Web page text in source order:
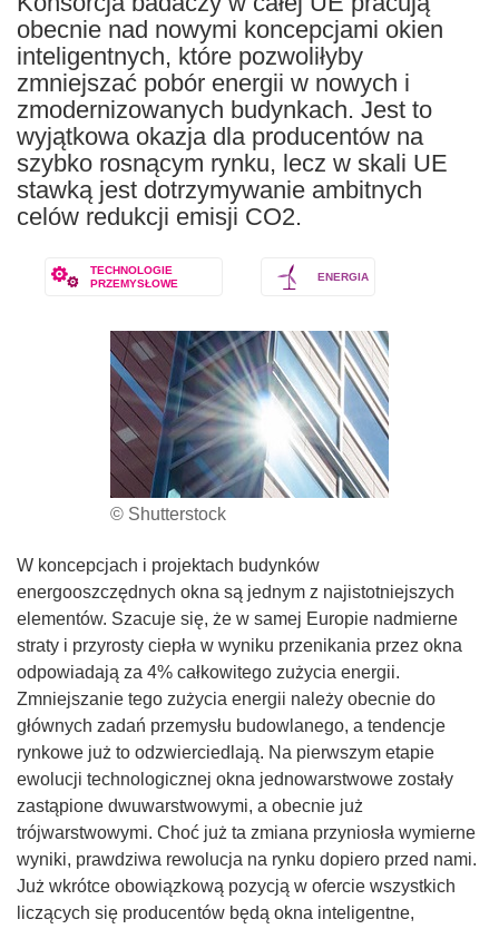
obecnie nad nowymi koncepcjami okien
inteligentnych, które pozwoliłyby
zmniejszać pobór energii w nowych i
zmodernizowanych budynkach. Jest to
wyjątkowa okazja dla producentów na
szybko rosnącym rynku, lecz w skali UE
stawką jest dotrzymywanie ambitnych
celów redukcji emisji CO2.
TECHNOLOGIE
PRZEMYSŁOWE
ENERGIA
© Shutterstock
W koncepcjach i projektach budynków
energooszczędnych okna są jednym z najistotniejszych
elementów. Szacuje się, że w samej Europie nadmierne
straty i przyrosty ciepła w wyniku przenikania przez okna
odpowiadają za 4% całkowitego zużycia energii.
Zmniejszanie tego zużycia energii należy obecnie do
głównych zadań przemysłu budowlanego, a tendencje
rynkowe już to odzwierciedlają. Na pierwszym etapie
ewolucji technologicznej okna jednowarstwowe zostały
zastąpione dwuwarstwowymi, a obecnie już
trójwarstwowymi. Choć już ta zmiana przyniosła wymierne
wyniki, prawdziwa rewolucja na rynku dopiero przed nami.
Już wkrótce obowiązkową pozycją w ofercie wszystkich
liczących się producentów będą okna inteligentne,